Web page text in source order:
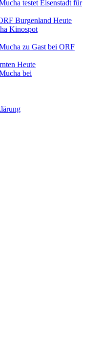
Burgenland Heute
Heute